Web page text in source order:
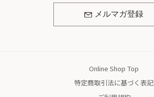
メルマガ登録
Online Shop Top
特定商取引法に基づく表記